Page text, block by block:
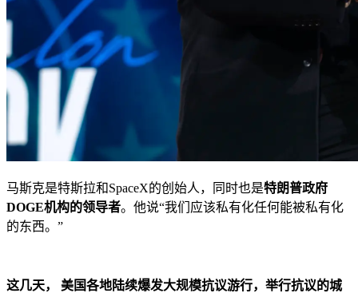
马斯克是特斯拉和SpaceX的创始人，同时也是特朗普政府
DOGE机构的领导者。他说“我们应该私有化任何能被私有化
的东西。”
这几天， 美国各地陆续爆发大规模抗议游行，举行抗议的城